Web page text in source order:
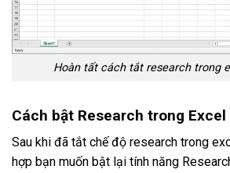
Hoàn tất cách tắt research trong
Cách bật Research trong Excel
Sau khi đã tắt chế độ research trong
hợp bạn muốn bật lại tính năng